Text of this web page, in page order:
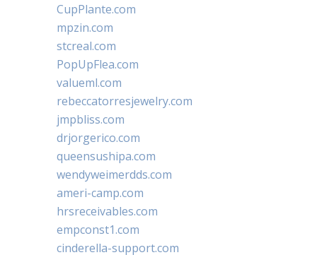
CupPlante.com
mpzin.com
stcreal.com
PopUpFlea.com
valueml.com
rebeccatorresjewelry.com
jmpbliss.com
drjorgerico.com
queensushipa.com
wendyweimerdds.com
ameri-camp.com
hrsreceivables.com
empconst1.com
cinderella-support.com